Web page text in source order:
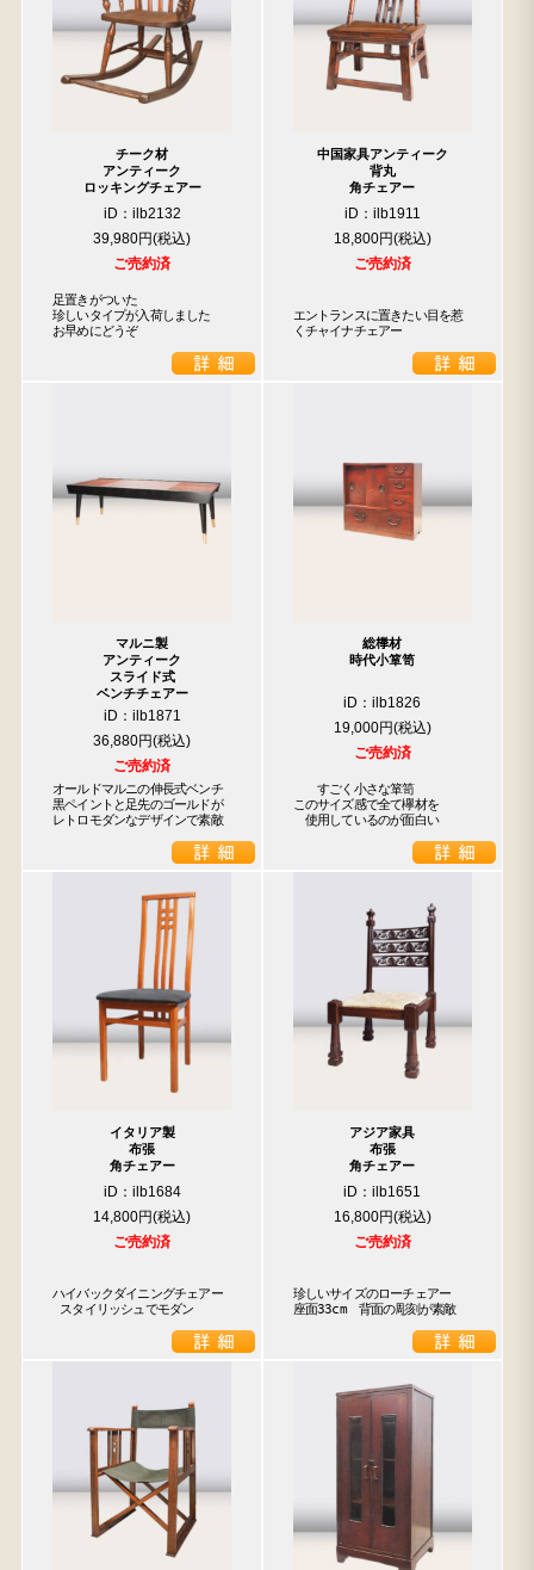
チーク材
アンティーク
ロッキングチェアー
iD：ilb2132
39,980円
ご売約済
足置きがついた
珍しいタイプが入荷しました
お早めにどうぞ
中国家具アンティーク
背丸
角チェアー
iD：ilb1911
18,800円
ご売約済
エントランスに置きたい目を惹
くチャイナチェアー
マルニ製
アンティーク
スライド式
ベンチチェアー
iD：ilb1871
36,880円
ご売約済
オールドマルニの伸長式ベンチ
黒ペイントと足先のゴールドが
レトロモダンなデザインで素敵
総﨔材
時代小箪笥
iD：ilb1826
19,000円
ご売約済
すごく小さな箪笥
このサイズ感で全て欅材を
使用しているのが面白い
イタリア製
布張
角チェアー
iD：ilb1684
14,800円
ご売約済
ハイバックダイニングチェアー
スタイリッシュでモダン
アジア家具
布張
角チェアー
iD：ilb1651
16,800円
ご売約済
珍しいサイズのローチェアー
座面33cm　背面の彫刻が素敵